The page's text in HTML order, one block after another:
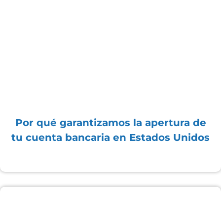
Por qué garantizamos la apertura de
tu cuenta bancaria en Estados Unidos